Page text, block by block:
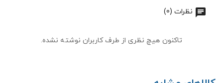
نظرات (0)
تاکنون هیچ نظری از طرف کاربران نوشته نشده.